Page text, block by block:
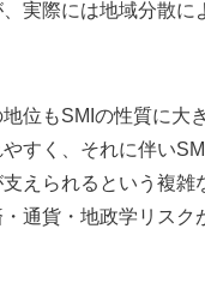
実際には地域分散
位もSMIの性質に大
すく、それに伴い
えられるという複
通貨・地政学リス